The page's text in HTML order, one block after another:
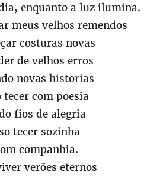
enquanto a luz ilumina.
meus velhos remendos
costuras novas
de velhos erros
novas historias
tecer com poesia
fios de alegria
tecer sozinha
companhia.
verões eternos